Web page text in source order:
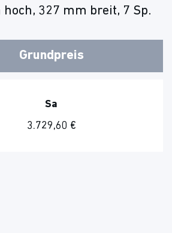
327 mm breit, 7 Sp.
Grundpreis
Sa
3.729,60 €